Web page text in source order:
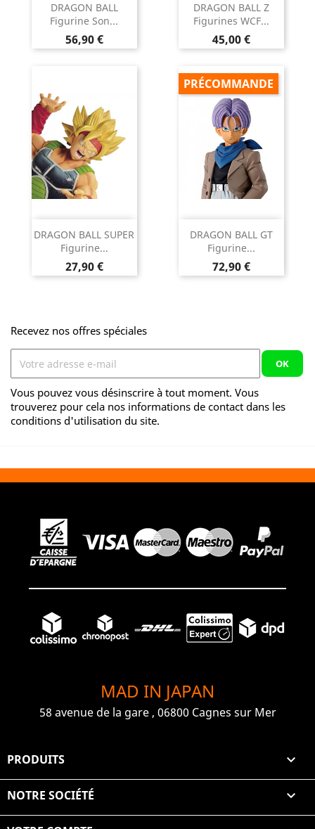
DRAGON BALL
Figurine Son...
Prix
56,90 €
DRAGON BALL Z
Figurines WCF...
Prix
45,00 €
DRAGON BALL SUPER
Figurine...
Prix
27,90 €
DRAGON BALL GT
Figurine...
Prix
72,90 €
PRÉCOMMANDE
Recevez nos offres spéciales
Vous pouvez vous désinscrire à tout moment. Vous
trouverez pour cela nos informations de contact dans les
conditions d'utilisation du site.
MAD IN JAPAN
58 avenue de la gare , 06800 Cagnes sur Mer
PRODUITS 
NOTRE SOCIÉTÉ 